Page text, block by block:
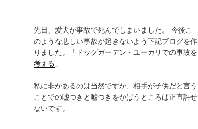
先日、愛犬が事故で死んでしまいました。 今後こ
のような悲しい事故が起きないよう下記ブログを作
りました。「 ドッグガーデン・ユーカリでの事故を
考える 」
私に非があるのは当然ですが、相手が子供だと言う
ことでの嘘つきと嘘つきをかばうところは正直許せ
ないです。